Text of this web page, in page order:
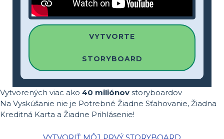
VYTVORTE
STORYBOARD
Vytvorených viac ako 40 miliónov storyboardov
Na Vyskúšanie nie je Potrebné Žiadne Sťahovanie, Žiadna
Kreditná Karta a Žiadne Prihlásenie!